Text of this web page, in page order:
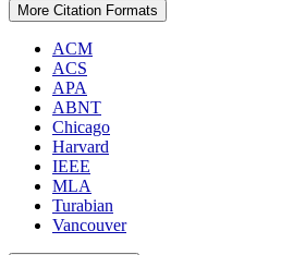
More Citation Formats
ACM
ACS
APA
ABNT
Chicago
Harvard
IEEE
MLA
Turabian
Vancouver